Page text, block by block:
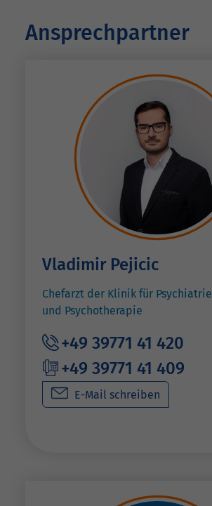
Ansprechpartner
Vladimir Pejicic
Chefarzt der Klinik für Psychiatrie
und Psychotherapie
+49 39771 41 420
+49 39771 41 409
E-Mail schreiben